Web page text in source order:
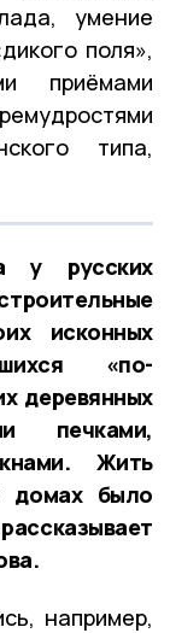
умение
поля»,
приёмами
типа,
у русских
исконных
«по-
деревянных
печками,
Жить
домах было
например,